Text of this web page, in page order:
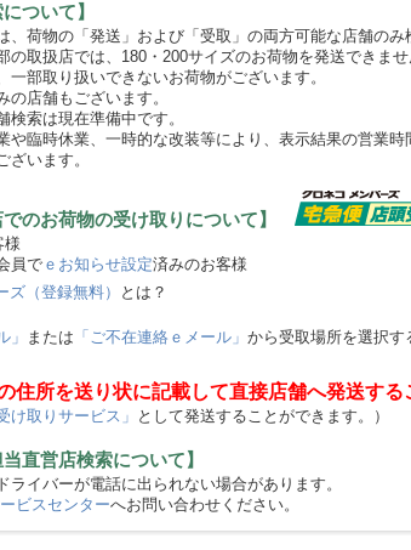
ついて】
荷物の「発送」および「受取」の両方可能な店舗のみ
扱店では、180・200サイズのお荷物を発送できませ
取り扱いできないお荷物がございます。
店舗もございます。
索は現在準備中です。
臨時休業、一時的な改装等により、表示結果の営業時
います。
でのお荷物の受け取りについて】
様
員で ｅお知らせ設定済みのお客様
ズ（登録無料）
とは？
」
または 「ご不在連絡ｅメール」 から受取場所を選択す
住所を送り状に記載して直接店舗へ発送する
け取りサービス」 として発送することができます。）
直営店検索について】
イバーが電話に出られない場合があります。
ビスセンターへお問い合わせください。